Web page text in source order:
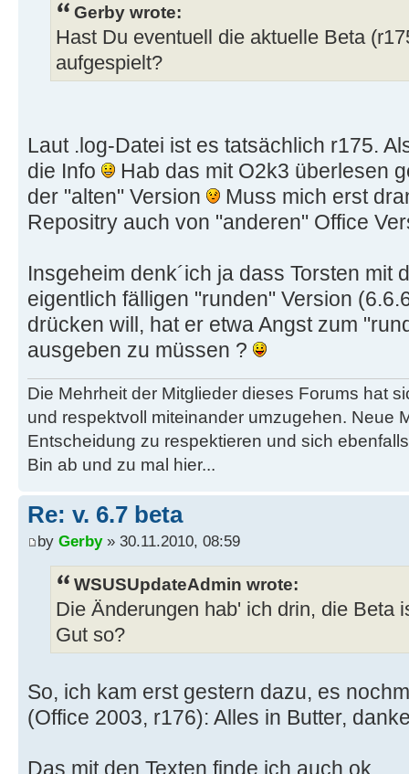
Gerby wrote:
Hast Du eventuell die aktuelle Beta
aufgespielt?
Laut .log-Datei ist es tatsächlich r175.
die Info
Hab das mit O2k3 überlesen
der "alten" Version
Muss mich erst
Repositry auch von "anderen" Office
Insgeheim denk´ich ja dass Torsten mit
eigentlich fälligen "runden" Version
drücken will, hat er etwa Angst zum
ausgeben zu müssen ?
Die Mehrheit der Mitglieder dieses Forums hat
und respektvoll miteinander umzugehen. Neue
Entscheidung zu respektieren und sich
Bin ab und zu mal hier...
Re: v. 6.7 beta
by Gerby» 30.11.2010, 08:59
WSUSUpdateAdmin wrote:
Die Änderungen hab' ich drin, die Beta
Gut so?
So, ich kam erst gestern dazu, es
(Office 2003, r176): Alles in Butter,
Das mit den Texten finde ich auch ok.